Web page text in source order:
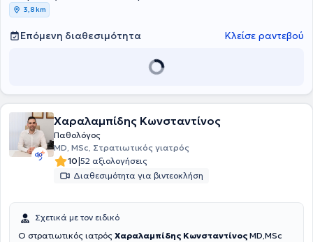
Αλλαγές. Το Ωράριο ισχύει με ραντεβού ενώ οι Κυριακές μόνο για
Επείγοντα περιστατικά μετά επικοινωνίας με τον γιατρό.
3,8 km
Επόμενη διαθεσιμότητα Κλείσε ραντεβού
Χαραλαμπίδης Κωνσταντίνος
Παθολόγος
MD, MSc, Στρατιωτικός γιατρός
10|52 αξιολογήσεις
Διαθεσιμότητα για βιντεοκλήση
Σχετικά με τον ειδικό
Ο στρατιωτικός ιατρός Χαραλαμπίδης Κωνσταντίνος MD,MSc